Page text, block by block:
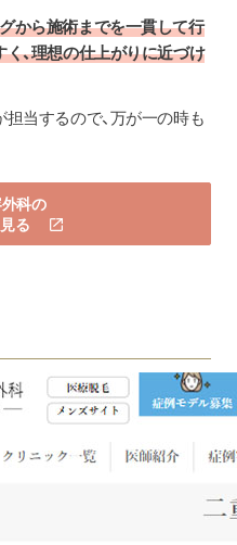
から施術までを一貫して行
、理想の仕上がりに近づけ
当するので、万が一の時も
科の
る